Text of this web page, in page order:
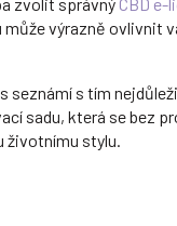
může výrazně ovlivnit
seznámí s tím
sadu, která se bez
životnímu stylu.